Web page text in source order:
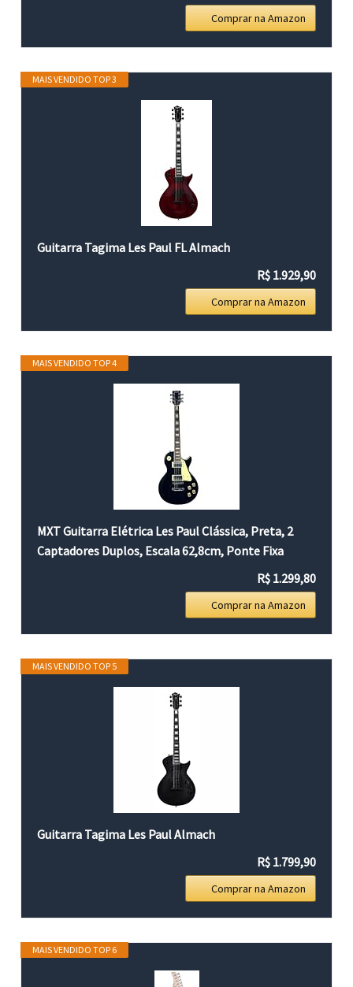
Comprar na Amazon
MAIS VENDIDO TOP 3
Guitarra Tagima Les Paul FL Almach
R$ 1.929,90
Comprar na Amazon
MAIS VENDIDO TOP 4
MXT Guitarra Elétrica Les Paul Clássica, Preta, 2
Captadores Duplos, Escala 62,8cm, Ponte Fixa
R$ 1.299,80
Comprar na Amazon
MAIS VENDIDO TOP 5
Guitarra Tagima Les Paul Almach
R$ 1.799,90
Comprar na Amazon
MAIS VENDIDO TOP 6